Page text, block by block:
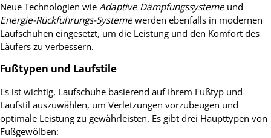
Neue Technologien wie Adaptive Dämpfungssysteme und
Energie-Rückführungs-Systeme werden ebenfalls in modernen
Laufschuhen eingesetzt, um die Leistung und den Komfort des
Läufers zu verbessern.
Fußtypen und Laufstile
Es ist wichtig, Laufschuhe basierend auf Ihrem Fußtyp und
Laufstil auszuwählen, um Verletzungen vorzubeugen und
optimale Leistung zu gewährleisten. Es gibt drei Haupttypen von
Fußgewölben: